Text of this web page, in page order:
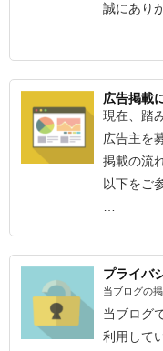
誠にあり
…
広告掲載
現在、踏
広告主を
掲載の流
以下をご
…
プライバ
当ブログの
当ブログ
利用して